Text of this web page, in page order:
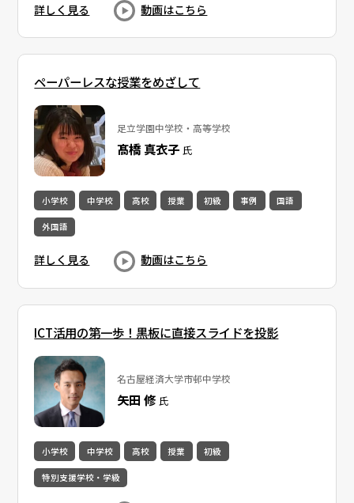
詳しく見る 動画はこちら
ペーパーレスな授業をめざして
足立学園中学校・高等学校
髙橋 真衣子 氏
小学校 中学校 高校 授業 初級 事例 国語
外国語
詳しく見る 動画はこちら
ICT活用の第一歩！黒板に直接スライドを投影
名古屋経済大学市邨中学校
矢田 修 氏
小学校 中学校 高校 授業 初級
特別支援学校・学級